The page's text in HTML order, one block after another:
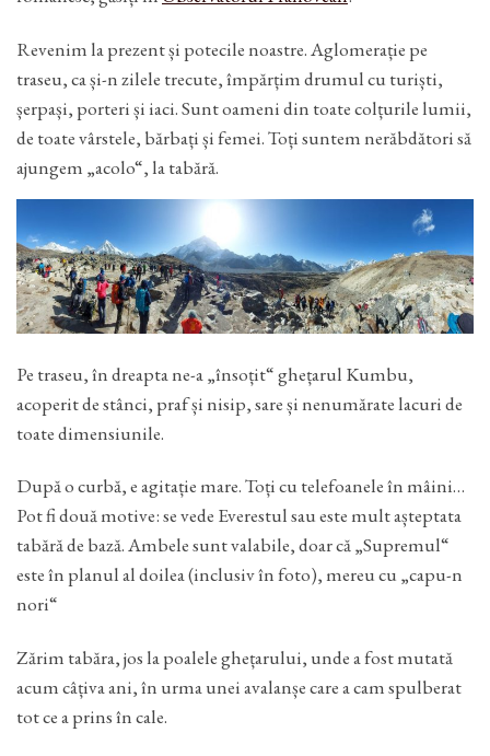
Revenim la prezent și potecile noastre. Aglomerație pe
traseu, ca și-n zilele trecute, împărțim drumul cu turiști,
șerpași, porteri și iaci. Sunt oameni din toate colțurile lumii,
de toate vârstele, bărbați și femei. Toți suntem nerăbdători să
ajungem „acolo“, la tabără.
Pe traseu, în dreapta ne-a „însoțit“ ghețarul Kumbu,
acoperit de stânci, praf și nisip, sare și nenumărate lacuri de
toate dimensiunile.
După o curbă, e agitație mare. Toți cu telefoanele în mâini…
Pot fi două motive: se vede Everestul sau este mult așteptata
tabără de bază. Ambele sunt valabile, doar că „Supremul“
este în planul al doilea (inclusiv în foto), mereu cu „capu-n
nori“
Zărim tabăra, jos la poalele ghețarului, unde a fost mutată
acum câțiva ani, în urma unei avalanșe care a cam spulberat
tot ce a prins în cale.